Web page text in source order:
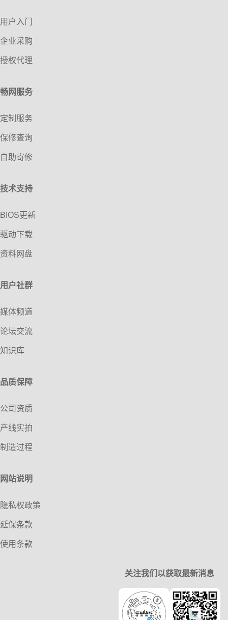
用户入门
企业采购
授权代理
畅网服务
定制服务
保修查询
自助寄修
技术支持
BIOS更新
驱动下载
资料网盘
用户社群
媒体频道
论坛交流
知识库
品质保障
公司资质
产线实拍
制造过程
网站说明
隐私权政策
延保条款
使用条款
关注我们以获取最新消息